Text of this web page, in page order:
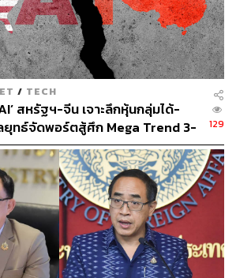
/ TECH
สหรัฐฯ-จีน เจาะลึกหุ้นกลุ่มได้-
ยุทธ์จัดพอร์ตสู้ศึก Mega Trend 3-
129